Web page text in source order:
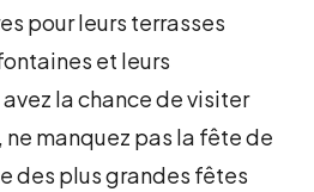
pour leurs terrasses
et leurs
la chance de visiter
manquez pas la fête de
des plus grandes fêtes